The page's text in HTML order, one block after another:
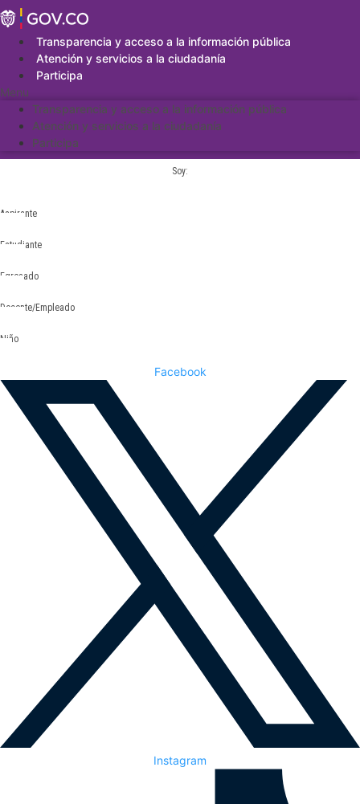
Saltar
al
contenidoTransparencia y acceso a la información pública
Atención y servicios a la ciudadanía
Participa
Menu
Transparencia y acceso a la información pública
Atención y servicios a la ciudadanía
Participa
Soy:
Aspirante
Estudiante
Egresado
Docente/Empleado
Niño
Facebook
Instagram